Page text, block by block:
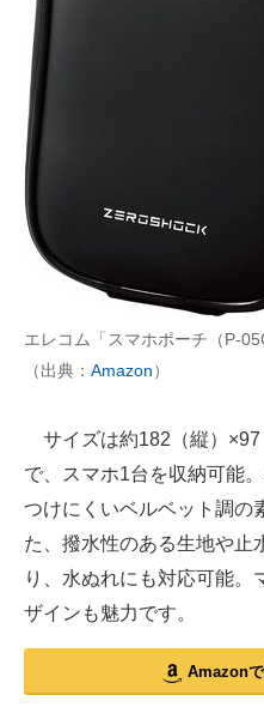
エレコム「スマホポーチ（P-
（出典： Amazon）
サイズは約182（縦）×97
で、スマホ1台を収納可能
つけにくいベルベット調の
た、撥水性のある生地や止
り、水ぬれにも対応可能。
ザインも魅力です。
Amazon